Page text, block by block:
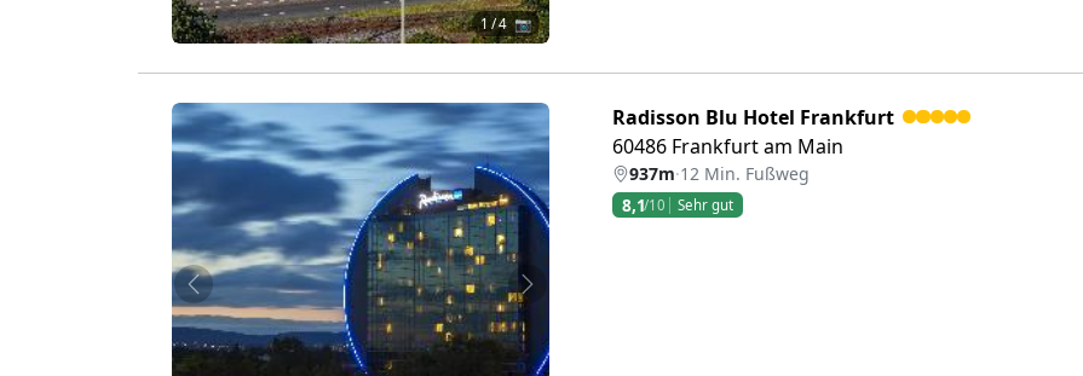
1 / 4 📷
Zurück Weiter
Radisson Blu Hotel Frankfurt
60486 Frankfurt am Main
937m·12 Min. Fußweg
8,1/10 Sehr gut